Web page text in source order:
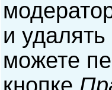
и
можете